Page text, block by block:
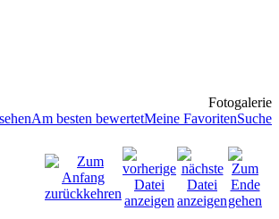
Fotogalerie
Am besten bewertetMeine FavoritenSuche